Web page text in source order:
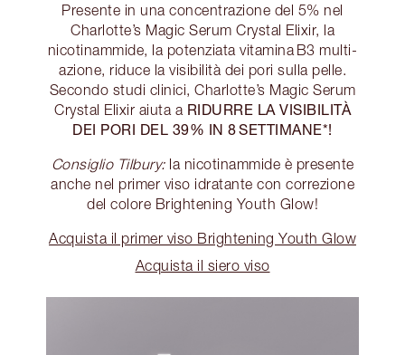
Presente in una concentrazione del 5% nel
Charlotte’s Magic Serum Crystal Elixir, la
nicotinammide, la potenziata vitamina B3 multi-
azione, riduce la visibilità dei pori sulla pelle.
Secondo studi clinici, Charlotte’s Magic Serum
Crystal Elixir aiuta a RIDURRE LA VISIBILITÀ
DEI PORI DEL 39% IN 8 SETTIMANE*!
Consiglio Tilbury:la nicotinammide è presente
anche nel primer viso idratante con correzione
del colore Brightening Youth Glow!
Acquista il primer viso Brightening Youth Glow
Acquista il siero viso